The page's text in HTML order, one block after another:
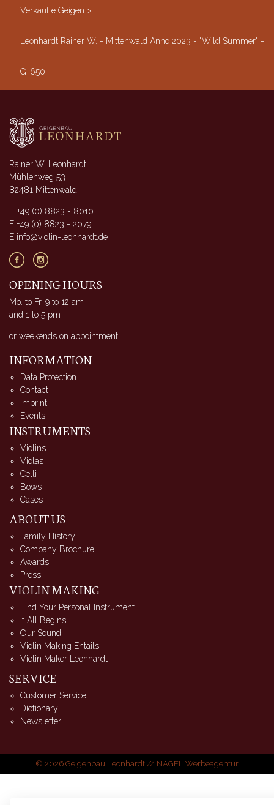
Verkaufte Geigen >
Leonhardt Rainer W. - Mittenwald Anno 2023 - "Wild Summer" -
G-650
Rainer W. Leonhardt
Mühlenweg 53
82481 Mittenwald
T +49 (0) 8823 - 8010
F +49 (0) 8823 - 2079
E info@violin-leonhardt.de
OPENING HOURS
Mo. to Fr. 9 to 12 am
and 1 to 5 pm
or weekends on appointment
INFORMATION
Data Protection
Contact
Imprint
Events
INSTRUMENTS
Violins
Violas
Celli
Bows
Cases
ABOUT US
Family History
Company Brochure
Awards
Press
VIOLIN MAKING
Find Your Personal Instrument
It All Begins
Our Sound
Violin Making Entails
Violin Maker Leonhardt
SERVICE
Customer Service
Dictionary
Newsletter
© 2026 Geigenbau Leonhardt // NAGEL Werbeagentur